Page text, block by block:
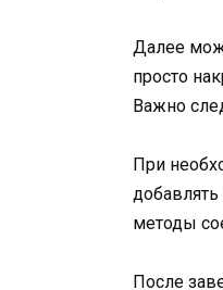
Далее
просто
Важно
При
методы
После